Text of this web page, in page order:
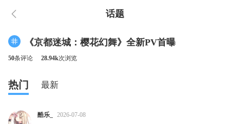
话题
《京都迷城：樱花幻舞》全新PV首曝
50条评论 28.94k次浏览
热门 最新
酷乐_ 2026-07-08